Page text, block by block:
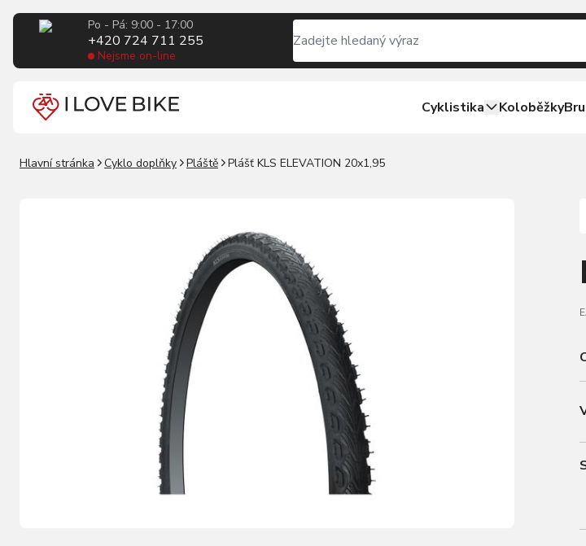
Po - Pá: 9:00 - 17:00
+420 724 711 255
Nejsme on-line
Cyklistika Koloběžky
Hlavní stránka Cyklo doplňky Pláště Plášť KLS ELEVATION 20x1,95